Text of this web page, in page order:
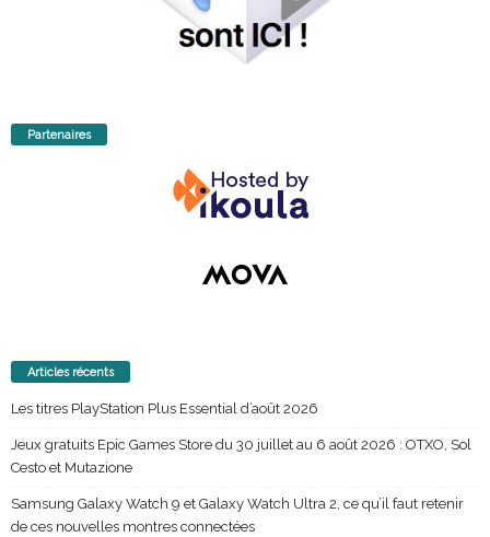
Partenaires
Articles récents
Les titres PlayStation Plus Essential d’août 2026
Jeux gratuits Epic Games Store du 30 juillet au 6 août 2026 : OTXO, Sol
Cesto et Mutazione
Samsung Galaxy Watch 9 et Galaxy Watch Ultra 2, ce qu’il faut retenir
de ces nouvelles montres connectées